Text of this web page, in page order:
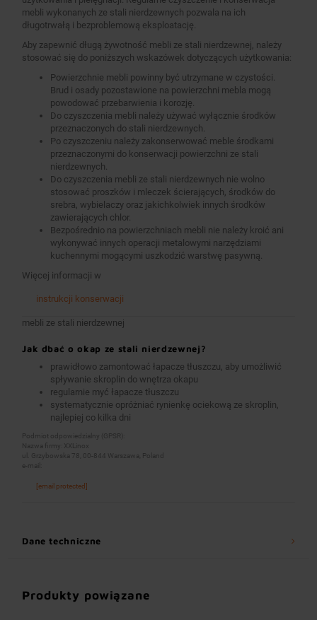
mebli wykonanych ze stali nierdzewnych pozwala na ich
długotrwałą i bezproblemową eksploatację.
Aby zapewnić długą żywotność mebli ze stali nierdzewnej, należy
stosować się do poniższych wskazówek dotyczących użytkowania:
Powierzchnie mebli powinny być utrzymane w czystości.
Brud i osady pozostawione na powierzchni mebla mogą
powodować przebarwienia i korozję.
Do czyszczenia mebli należy używać wyłącznie środków
przeznaczonych do stali nierdzewnych.
Po czyszczeniu należy zakonserwować meble środkami
przeznaczonymi do konserwacji powierzchni ze stali
nierdzewnych.
Do czyszczenia mebli ze stali nierdzewnych nie wolno
stosować proszków i mleczek ścierających, środków do
srebra, wybielaczy oraz jakichkolwiek innych środków
zawierających chlor.
Bezpośrednio na powierzchniach mebli nie należy kroić ani
wykonywać innych operacji metalowymi narzędziami
kuchennymi mogącymi uszkodzić warstwę pasywną.
Więcej informacji w
instrukcji konserwacji
mebli ze stali nierdzewnej
Jak dbać o okap ze stali nierdzewnej?
prawidłowo zamontować łapacze tłuszczu, aby umożliwić
spływanie skroplin do wnętrza okapu
regularnie myć łapacze tłuszczu
systematycznie opróżniać rynienkę ociekową ze skroplin,
najlepiej co kilka dni
Podmiot odpowiedzialny (GPSR):
Nazwa firmy: XXLinox
ul. Grzybowska 78, 00-844 Warszawa, Poland
e-mail:
[email protected]
Dane techniczne
Produkty powiązane